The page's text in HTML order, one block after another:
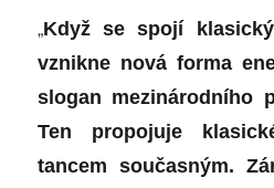
„Když se spojí
vznikne nová forma
slogan mezinárodního
Ten propojuje
tancem současným.